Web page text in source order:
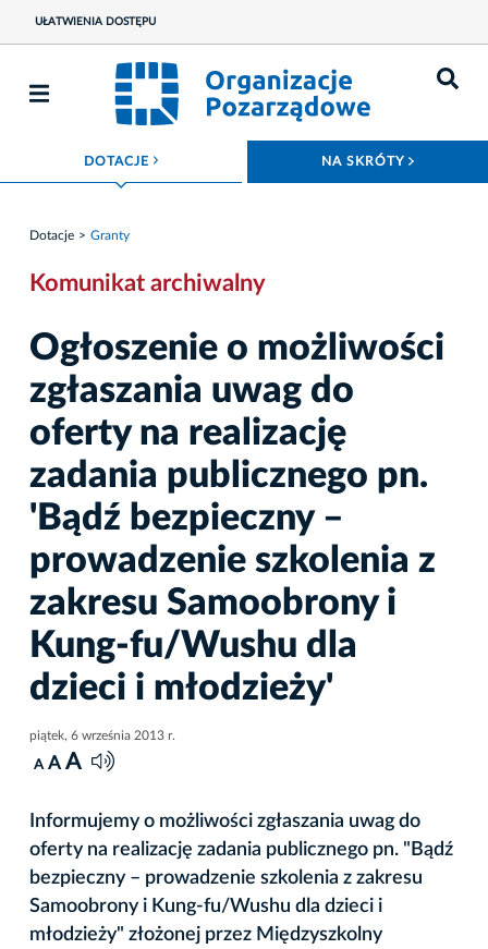
UŁATWIENIA DOSTĘPU
DOTACJE ROZWIŃ MENU NA SKRÓTY
Dotacje Granty
Komunikat archiwalny
Ogłoszenie o możliwości
zgłaszania uwag do
oferty na realizację
zadania publicznego pn.
'Bądź bezpieczny –
prowadzenie szkolenia z
zakresu Samoobrony i
Kung-fu/Wushu dla
dzieci i młodzieży'
piątek, 6 września 2013 r.
A A A
Informujemy o możliwości zgłaszania uwag do
oferty na realizację zadania publicznego pn. "Bądź
bezpieczny – prowadzenie szkolenia z zakresu
Samoobrony i Kung-fu/Wushu dla dzieci i
młodzieży" złożonej przez Międzyszkolny